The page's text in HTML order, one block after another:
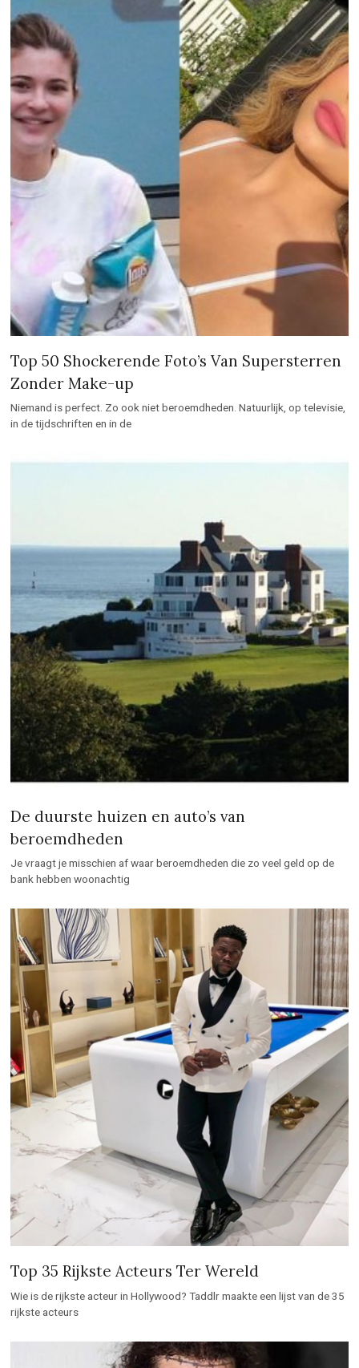
Top 50 Shockerende Foto’s Van Supersterren
Zonder Make-up
Niemand is perfect. Zo ook niet beroemdheden. Natuurlijk, op televisie,
in de tijdschriften en in de
De duurste huizen en auto’s van
beroemdheden
Je vraagt je misschien af waar beroemdheden die zo veel geld op de
bank hebben woonachtig
Top 35 Rijkste Acteurs Ter Wereld
Wie is de rijkste acteur in Hollywood? Taddlr maakte een lijst van de 35
rijkste acteurs